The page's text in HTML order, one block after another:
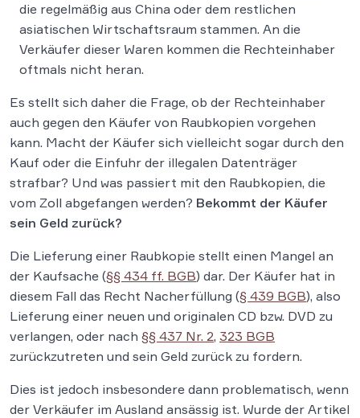
die regelmäßig aus China oder dem restlichen
asiatischen Wirtschaftsraum stammen. An die
Verkäufer dieser Waren kommen die Rechteinhaber
oftmals nicht heran.
Es stellt sich daher die Frage, ob der Rechteinhaber
auch gegen den Käufer von Raubkopien vorgehen
kann. Macht der Käufer sich vielleicht sogar durch den
Kauf oder die Einfuhr der illegalen Datenträger
strafbar? Und was passiert mit den Raubkopien, die
vom Zoll abgefangen werden? Bekommt der Käufer
sein Geld zurück?
Die Lieferung einer Raubkopie stellt einen Mangel an
der Kaufsache (§§ 434 ff. BGB) dar. Der Käufer hat in
diesem Fall das Recht Nacherfüllung (§ 439 BGB), also
Lieferung einer neuen und originalen CD bzw. DVD zu
verlangen, oder nach §§ 437 Nr. 2, 323 BGB
zurückzutreten und sein Geld zurück zu fordern.
Dies ist jedoch insbesondere dann problematisch, wenn
der Verkäufer im Ausland ansässig ist. Wurde der Artikel